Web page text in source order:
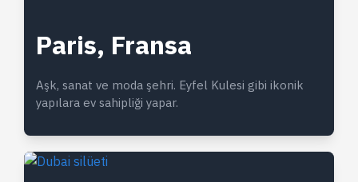
Paris, Fransa
Aşk, sanat ve moda şehri. Eyfel Kulesi gibi ikonik
yapılara ev sahipliği yapar.